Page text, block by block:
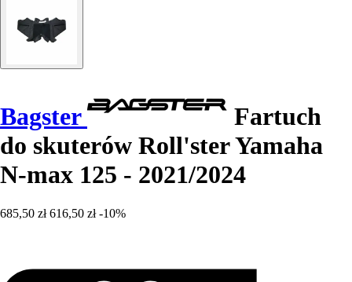
Bagster
Fartuch
do skuterów Roll'ster Yamaha
N-max 125 - 2021/2024
685,50 zł 616,50 zł -10%